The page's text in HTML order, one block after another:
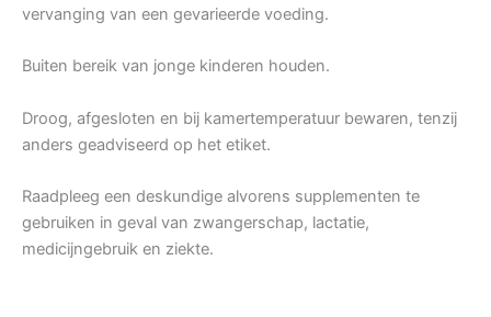
vervanging van een gevarieerde voeding.
Buiten bereik van jonge kinderen houden.
Droog, afgesloten en bij kamertemperatuur bewaren, tenzij
anders geadviseerd op het etiket.
Raadpleeg een deskundige alvorens supplementen te
gebruiken in geval van zwangerschap, lactatie,
medicijngebruik en ziekte.